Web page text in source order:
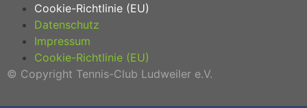
Cookie-Richtlinie (EU)
Datenschutz
Impressum
Cookie-Richtlinie (EU)
© Copyright Tennis-Club Ludweiler e.V.